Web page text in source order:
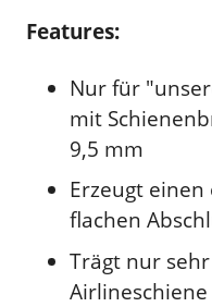
Features:
Nur für
mit
9,5 mm
Erzeugt
flachen
Trägt nur